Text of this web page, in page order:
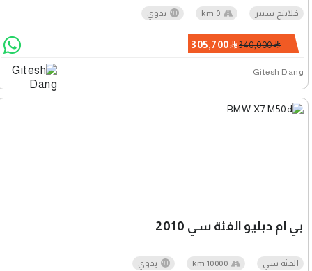
340,000
305,700
فلاينج سبير 0 km يدوي
Gitesh Dang
بي ام دبليو الفئة سي 2010
الفئة سي 10000 km يدوي